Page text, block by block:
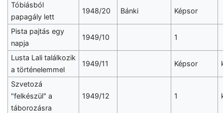
Tóbiásból
papagály lett
1948/20 Bánki Képsor
Pista pajtás egy
napja
1949/10 1
Lusta Lali találkozik
a történelemmel
1949/11 Képsor
Szvetozá
"felkészül" a
táborozásra
1949/12 1